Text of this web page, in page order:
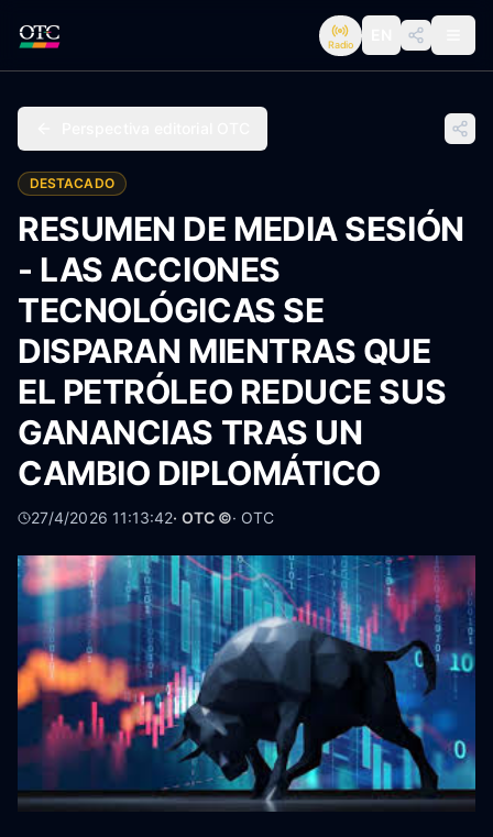
Radio
DESTACADO
RESUMEN DE MEDIA SESIÓN
- LAS ACCIONES
TECNOLÓGICAS SE
DISPARAN MIENTRAS QUE
EL PETRÓLEO REDUCE SUS
GANANCIAS TRAS UN
CAMBIO DIPLOMÁTICO
27/4/2026 11:13:42· OTC ©· OTC